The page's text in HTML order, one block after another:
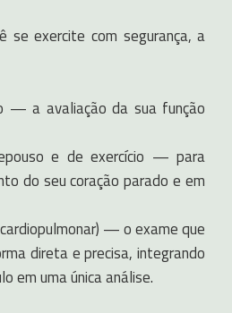
se exercite com segurança, a
— a avaliação da sua função
e de exercício — para
do seu coração parado e em
— o exame que
direta e precisa, integrando
em uma única análise.